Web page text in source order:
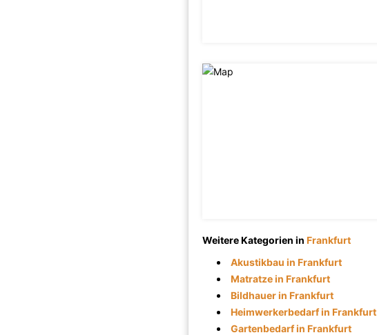
Weitere Kategorien in Frankfurt
Akustikbau in Frankfurt
Matratze in Frankfurt
Bildhauer in Frankfurt
Heimwerkerbedarf in Frankfurt
Gartenbedarf in Frankfurt